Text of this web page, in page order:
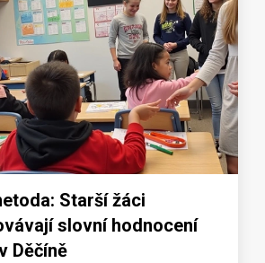
Starší žáci
slovní hodnocení
Děčíně